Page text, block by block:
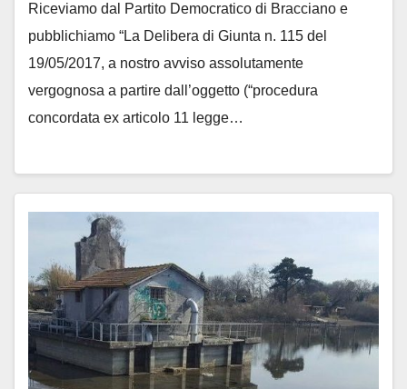
Riceviamo dal Partito Democratico di Bracciano e
pubblichiamo “La Delibera di Giunta n. 115 del
19/05/2017, a nostro avviso assolutamente
vergognosa a partire dall’oggetto (“procedura
concordata ex articolo 11 legge…